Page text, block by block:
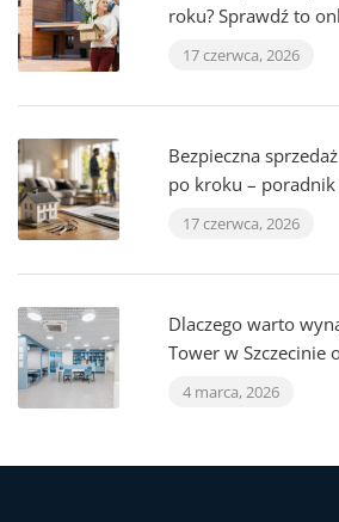
roku? Sprawdź to
17 czerwca, 2026
Bezpieczna
po kroku – poradnik
17 czerwca, 2026
Dlaczego warto
Tower w Szczecinie
4 marca, 2026